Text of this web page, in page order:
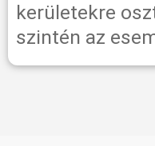
kerületekre
szintén az